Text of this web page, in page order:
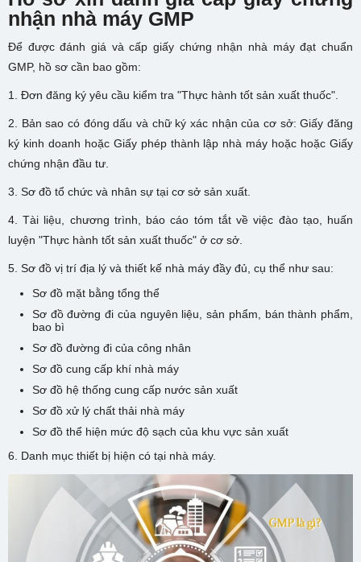
nhận nhà máy GMP
Để được đánh giá và cấp giấy chứng nhận nhà máy đạt chuẩn
GMP, hồ sơ cần bao gồm:
1. Đơn đăng ký yêu cầu kiểm tra "Thực hành tốt sản xuất thuốc".
2. Bản sao có đóng dấu và chữ ký xác nhận của cơ sở: Giấy đăng
ký kinh doanh hoặc Giấy phép thành lập nhà máy hoặc hoặc Giấy
chứng nhận đầu tư.
3. Sơ đồ tổ chức và nhân sự tại cơ sở sản xuất.
4. Tài liệu, chương trình, báo cáo tóm tắt về việc đào tạo, huấn
luyện "Thực hành tốt sản xuất thuốc" ở cơ sở.
5. Sơ đồ vị trí địa lý và thiết kế nhà máy đầy đủ, cụ thể như sau:
Sơ đồ mặt bằng tổng thể
Sơ đồ đường đi của nguyên liệu, sản phẩm, bán thành phẩm,
bao bì
Sơ đồ đường đi của công nhân
Sơ đồ cung cấp khí nhà máy
Sơ đồ hệ thống cung cấp nước sản xuất
Sơ đồ xử lý chất thải nhà máy
Sơ đồ thể hiện mức độ sạch của khu vực sản xuất
6. Danh mục thiết bị hiện có tại nhà máy.